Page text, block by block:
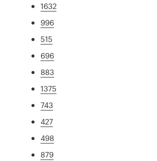
1632
996
515
696
883
1375
743
427
498
879